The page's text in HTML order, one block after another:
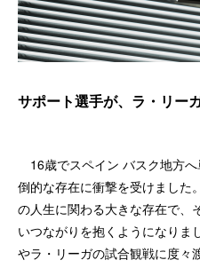
サポート選手が、ラ・リー
16歳でスペイン バスク地方
倒的な存在に衝撃を受けました
の人生に関わる大きな存在で、
いつながりを抱くようになりま
やラ・リーガの試合観戦に度々